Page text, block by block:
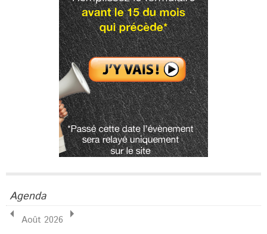
Agenda
Août 2026